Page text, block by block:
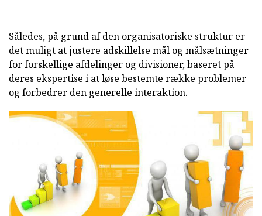
Således, på grund af den organisatoriske struktur er
det muligt at justere adskillelse mål og målsætninger
for forskellige afdelinger og divisioner, baseret på
deres ekspertise i at løse bestemte række problemer
og forbedrer den generelle interaktion.